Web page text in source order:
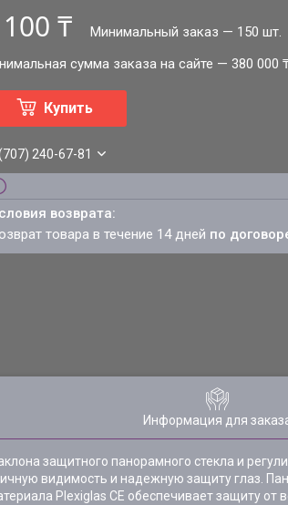
₸
Минимальный заказ — 150 шт.
сумма заказа на сайте — 380 000
Купить
240-67-81
возврат товара в течение 14 дней по
Информация для
защитного панорамного стекла и
видимость и надежную защиту глаз.
Plexiglas CЕ обеспечивает защиту от